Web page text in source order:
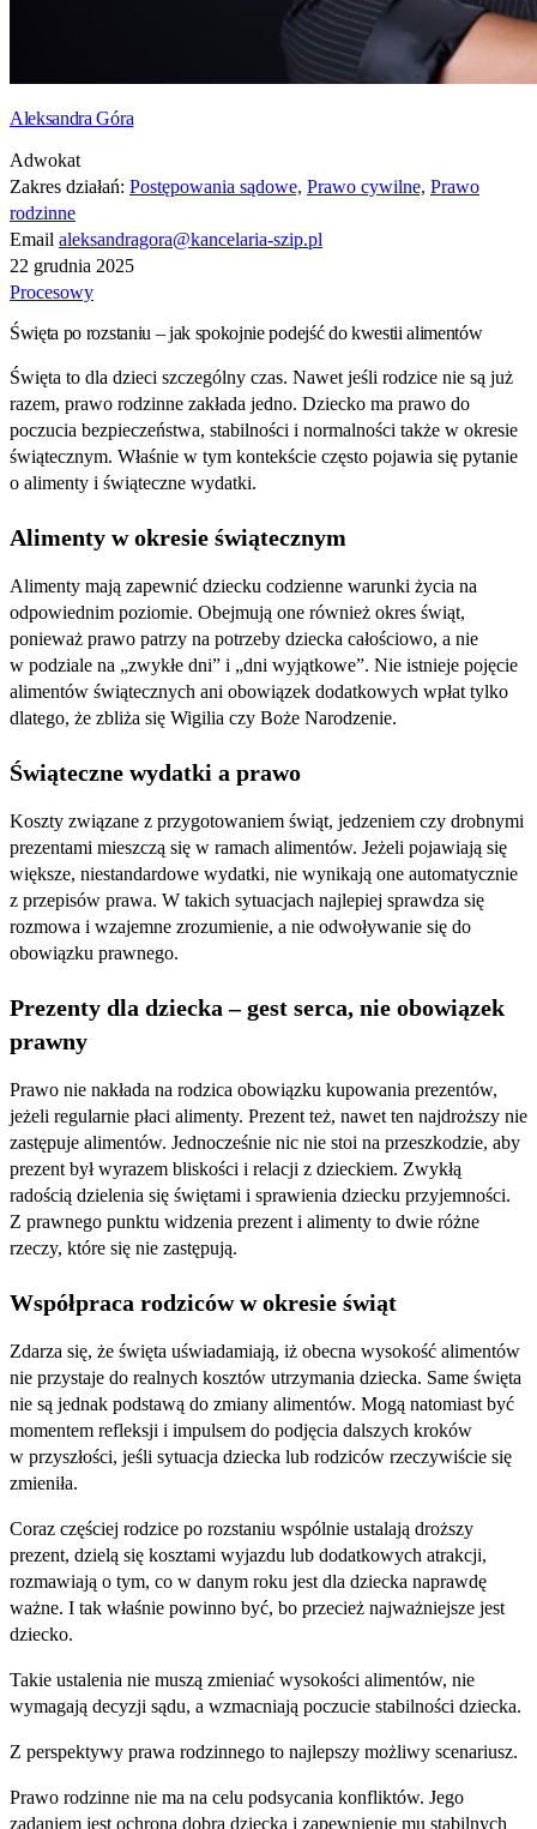
Aleksandra Góra
Adwokat
Zakres działań: Postępowania sądowe, Prawo cywilne, Prawo
rodzinne
Email aleksandragora@kancelaria-szip.pl
22 grudnia 2025
Procesowy
Święta po rozstaniu – jak spokojnie podejść do kwestii alimentów
Święta to dla dzieci szczególny czas. Nawet jeśli rodzice nie są już
razem, prawo rodzinne zakłada jedno. Dziecko ma prawo do
poczucia bezpieczeństwa, stabilności i normalności także w okresie
świątecznym. Właśnie w tym kontekście często pojawia się pytanie
o alimenty i świąteczne wydatki.
Alimenty w okresie świątecznym
Alimenty mają zapewnić dziecku codzienne warunki życia na
odpowiednim poziomie. Obejmują one również okres świąt,
ponieważ prawo patrzy na potrzeby dziecka całościowo, a nie
w podziale na „zwykłe dni” i „dni wyjątkowe”. Nie istnieje pojęcie
alimentów świątecznych ani obowiązek dodatkowych wpłat tylko
dlatego, że zbliża się Wigilia czy Boże Narodzenie.
Świąteczne wydatki a prawo
Koszty związane z przygotowaniem świąt, jedzeniem czy drobnymi
prezentami mieszczą się w ramach alimentów. Jeżeli pojawiają się
większe, niestandardowe wydatki, nie wynikają one automatycznie
z przepisów prawa. W takich sytuacjach najlepiej sprawdza się
rozmowa i wzajemne zrozumienie, a nie odwoływanie się do
obowiązku prawnego.
Prezenty dla dziecka – gest serca, nie obowiązek
prawny
Prawo nie nakłada na rodzica obowiązku kupowania prezentów,
jeżeli regularnie płaci alimenty. Prezent też, nawet ten najdroższy nie
zastępuje alimentów. Jednocześnie nic nie stoi na przeszkodzie, aby
prezent był wyrazem bliskości i relacji z dzieckiem. Zwykłą
radością dzielenia się świętami i sprawienia dziecku przyjemności.
Z prawnego punktu widzenia prezent i alimenty to dwie różne
rzeczy, które się nie zastępują.
Współpraca rodziców w okresie świąt
Zdarza się, że święta uświadamiają, iż obecna wysokość alimentów
nie przystaje do realnych kosztów utrzymania dziecka. Same święta
nie są jednak podstawą do zmiany alimentów. Mogą natomiast być
momentem refleksji i impulsem do podjęcia dalszych kroków
w przyszłości, jeśli sytuacja dziecka lub rodziców rzeczywiście się
zmieniła.
Coraz częściej rodzice po rozstaniu wspólnie ustalają droższy
prezent, dzielą się kosztami wyjazdu lub dodatkowych atrakcji,
rozmawiają o tym, co w danym roku jest dla dziecka naprawdę
ważne. I tak właśnie powinno być, bo przecież najważniejsze jest
dziecko.
Takie ustalenia nie muszą zmieniać wysokości alimentów, nie
wymagają decyzji sądu, a wzmacniają poczucie stabilności dziecka.
Z perspektywy prawa rodzinnego to najlepszy możliwy scenariusz.
Prawo rodzinne nie ma na celu podsycania konfliktów. Jego
zadaniem jest ochrona dobra dziecka i zapewnienie mu stabilnych